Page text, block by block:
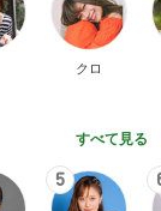
クロ
すべて見る
5